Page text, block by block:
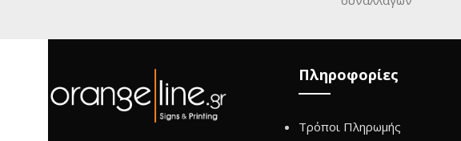
Πληροφορίες
Τρόποι Πληρωμής